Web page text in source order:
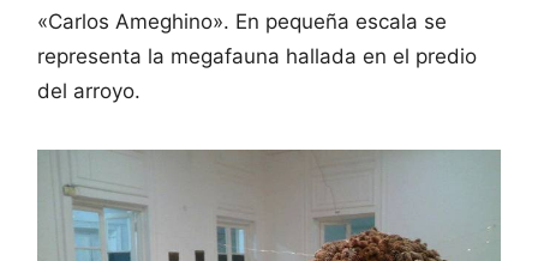
«Carlos Ameghino». En pequeña escala se
representa la megafauna hallada en el predio
del arroyo.